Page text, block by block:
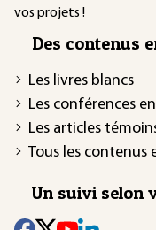
vos projets !
Des contenus
Les livres blancs
Les conférences
Les articles
Tous les contenus
Un suivi selon